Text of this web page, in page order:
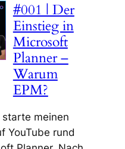
#001 | Der
Einstieg in
Microsoft
Planner –
Warum
EPM?
meinen
YouTube rund